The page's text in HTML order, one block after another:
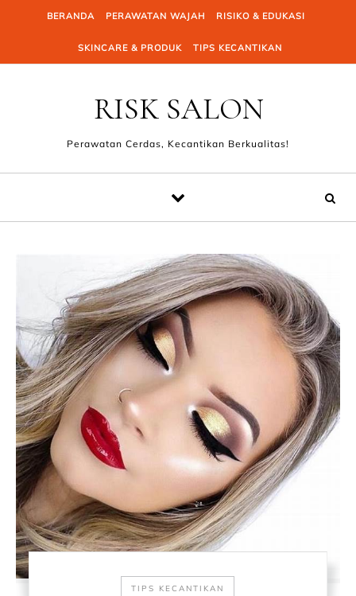
Skip to content
BERANDA PERAWATAN WAJAH RISIKO & EDUKASI
SKINCARE & PRODUK TIPS KECANTIKAN
RISK SALON
Perawatan Cerdas, Kecantikan Berkualitas!
TIPS KECANTIKAN